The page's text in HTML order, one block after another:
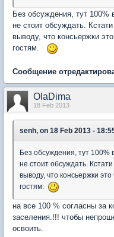
Без обсуждения, тут
не стоит обсуждать.
выводу, что консьержки
гостям.
Сообщение
OlaDima
18 Feb 2013
senh, on 18 Feb 2013 -
Без обсуждения, тут 100%
не стоит обсуждать.
выводу, что консьержки
гостям.
на все 100 % согласны за
заселения.!!! чтобы
освоить.